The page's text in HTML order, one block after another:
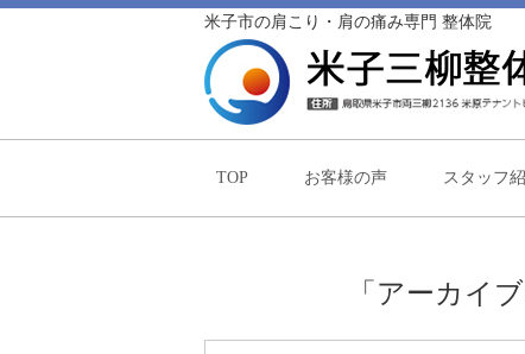
米子市の肩こり・肩の痛み専門 整体院
TOP お客様の声 スタッフ
「アーカイ